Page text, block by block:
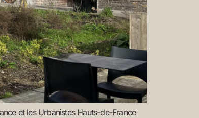
et les Urbanistes Hauts-de-France